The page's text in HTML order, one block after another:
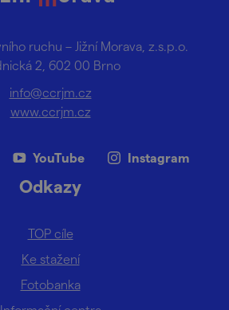
ruchu – Jižní Morava, z.s.p.o.
2, 602 00 Brno
info@ccrjm.cz
www.ccrjm.cz
YouTube Instagram
Odkazy
TOP cíle
Ke stažení
Fotobanka